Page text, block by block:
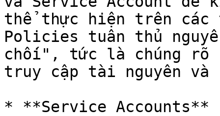
thể thực hiện trên các
Policies tuân thủ
chối", tức là chúng rõ
truy cập tài nguyên và
* **Service Accounts**